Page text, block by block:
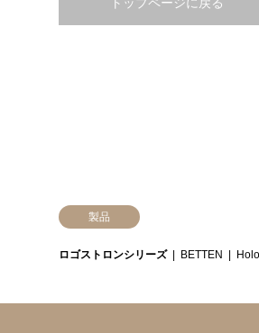
トップページに戻る
製品
ロゴストロンシリーズ BETTEN Holo